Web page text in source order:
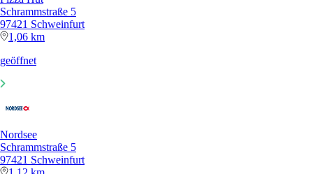
Schrammstraße 5
97421 Schweinfurt
1,06 km
geöffnet
Nordsee
Schrammstraße 5
97421 Schweinfurt